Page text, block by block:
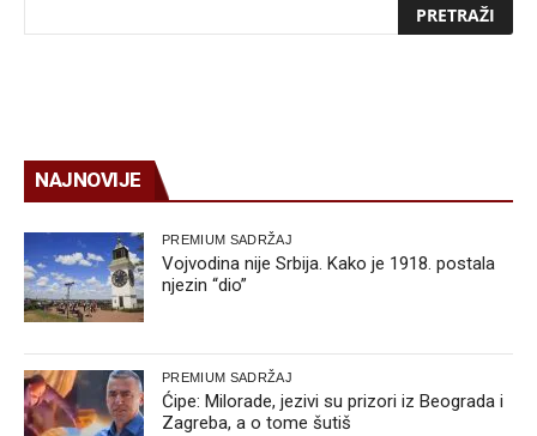
NAJNOVIJE
PREMIUM SADRŽAJ
Vojvodina nije Srbija. Kako je 1918. postala
njezin “dio”
PREMIUM SADRŽAJ
Ćipe: Milorade, jezivi su prizori iz Beograda i
Zagreba, a o tome šutiš